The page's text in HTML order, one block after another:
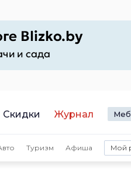
Скидки Журнал
Туризм Афиша Мой